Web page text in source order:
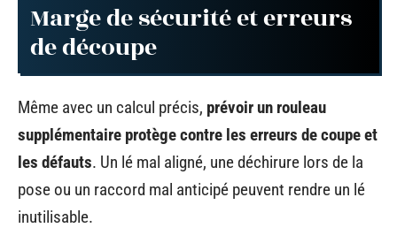
Marge de sécurité et erreurs
de découpe
Même avec un calcul précis, prévoir un rouleau
supplémentaire protège contre les erreurs de coupe et
les défauts. Un lé mal aligné, une déchirure lors de la
pose ou un raccord mal anticipé peuvent rendre un lé
inutilisable.